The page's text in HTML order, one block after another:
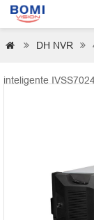
  DH NVR 
inteligente